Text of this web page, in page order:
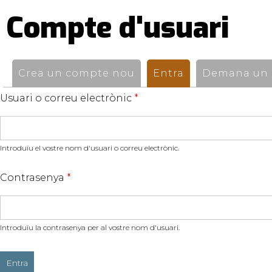
Compte d'usuari
Pestanyes
primàries
Crea un compte nou Entra (pestanya
Demana
Usuari o correu electrònic *
Introduïu el vostre nom d'usuari o correu electrònic.
Contrasenya *
Introduïu la contrasenya per al vostre nom d'usuari.